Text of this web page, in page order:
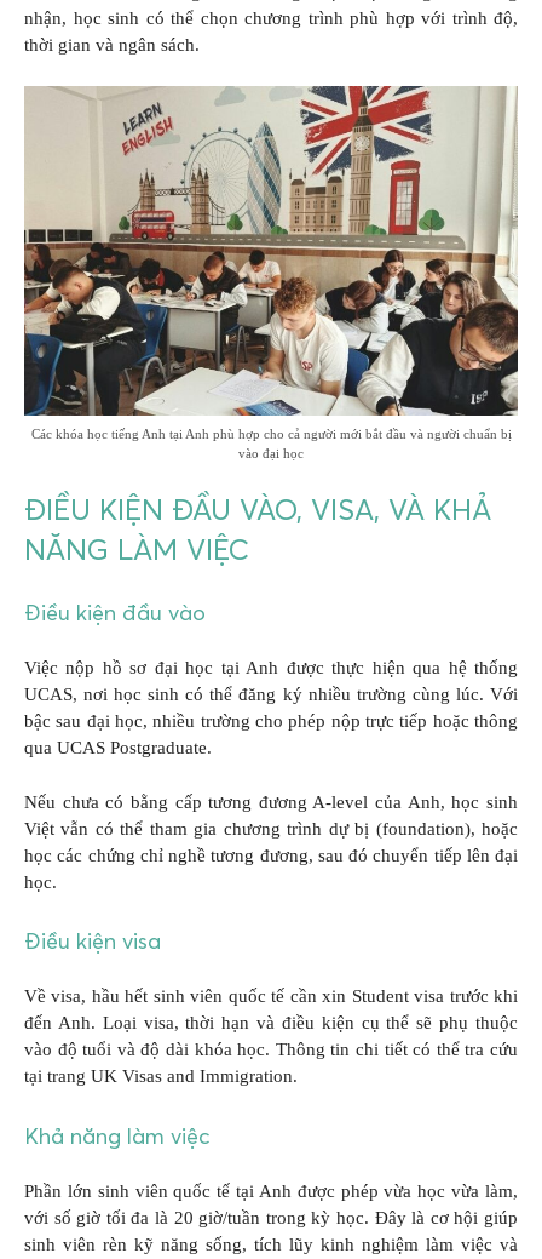
nhận, học sinh có thể chọn chương trình phù hợp với trình độ,
thời gian và ngân sách.
Các khóa học tiếng Anh tại Anh phù hợp cho cả người mới bắt đầu và người chuẩn bị
vào đại học
ĐIỀU KIỆN ĐẦU VÀO, VISA, VÀ KHẢ
NĂNG LÀM VIỆC
Điều kiện đầu vào
Việc nộp hồ sơ đại học tại Anh được thực hiện qua hệ thống
UCAS, nơi học sinh có thể đăng ký nhiều trường cùng lúc. Với
bậc sau đại học, nhiều trường cho phép nộp trực tiếp hoặc thông
qua UCAS Postgraduate.
Nếu chưa có bằng cấp tương đương A-level của Anh, học sinh
Việt vẫn có thể tham gia chương trình dự bị (foundation), hoặc
học các chứng chỉ nghề tương đương, sau đó chuyển tiếp lên đại
học.
Điều kiện visa
Về visa, hầu hết sinh viên quốc tế cần xin Student visa trước khi
đến Anh. Loại visa, thời hạn và điều kiện cụ thể sẽ phụ thuộc
vào độ tuổi và độ dài khóa học. Thông tin chi tiết có thể tra cứu
tại trang UK Visas and Immigration.
Khả năng làm việc
Phần lớn sinh viên quốc tế tại Anh được phép vừa học vừa làm,
với số giờ tối đa là 20 giờ/tuần trong kỳ học. Đây là cơ hội giúp
sinh viên rèn kỹ năng sống, tích lũy kinh nghiệm làm việc và